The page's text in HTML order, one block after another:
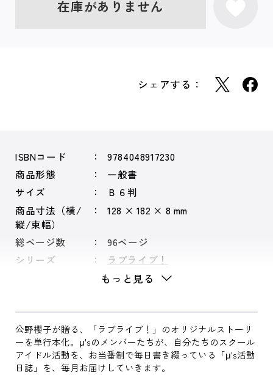
在庫がありません
シェアする：
ISBNコード
9784048917230
商品形態
一般書
サイズ
Ｂ６判
商品寸法（横/
縦/束幅）
128 × 182 × 8 mm
総ページ数
96ページ
シリーズ
ラブライブ！
もっと見る
公野櫻子が贈る、「ラブライブ！」のオリジナルストーリ
ーを単行本化。μ'sのメンバーたちが、自分たちのスクール
アイドル活動を、お当番制で毎日書き綴っている「μ's活動
日誌」を、毎月お届けしていきます。